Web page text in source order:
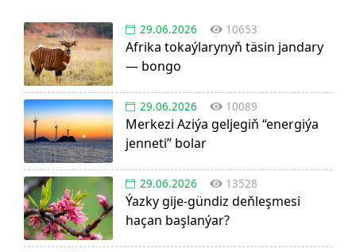
29.06.2026 10653
Afrika tokaýlarynyň täsin jandary
— bongo
29.06.2026 10089
Merkezi Aziýa geljegiň “energiýa
jenneti” bolar
29.06.2026 13528
Ýazky gije-gündiz deňleşmesi
haçan başlanýar?